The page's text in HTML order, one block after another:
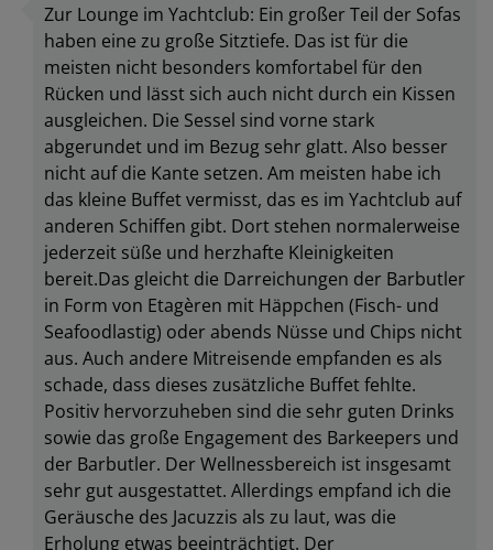
Zur Lounge im Yachtclub: Ein großer Teil der Sofas
haben eine zu große Sitztiefe. Das ist für die
meisten nicht besonders komfortabel für den
Rücken und lässt sich auch nicht durch ein Kissen
ausgleichen. Die Sessel sind vorne stark
abgerundet und im Bezug sehr glatt. Also besser
nicht auf die Kante setzen. Am meisten habe ich
das kleine Buffet vermisst, das es im Yachtclub auf
anderen Schiffen gibt. Dort stehen normalerweise
jederzeit süße und herzhafte Kleinigkeiten
bereit.Das gleicht die Darreichungen der Barbutler
in Form von Etagèren mit Häppchen (Fisch- und
Seafoodlastig) oder abends Nüsse und Chips nicht
aus. Auch andere Mitreisende empfanden es als
schade, dass dieses zusätzliche Buffet fehlte.
Positiv hervorzuheben sind die sehr guten Drinks
sowie das große Engagement des Barkeepers und
der Barbutler. Der Wellnessbereich ist insgesamt
sehr gut ausgestattet. Allerdings empfand ich die
Geräusche des Jacuzzis als zu laut, was die
Erholung etwas beeinträchtigt. Der